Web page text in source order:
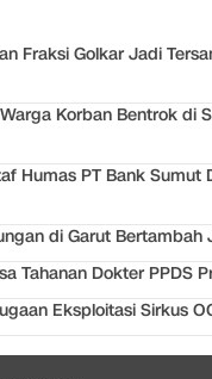
Fraksi Golkar Jadi
Korban Bentrok di
Humas PT Bank Sumut
di Garut Bertambah
Tahanan Dokter PPDS
Eksploitasi Sirkus